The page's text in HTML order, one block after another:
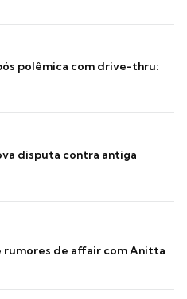
polêmica com drive-thru:
disputa contra antiga
rumores de affair com Anitta